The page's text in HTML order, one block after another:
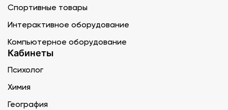
Спортивные товары
Интерактивное оборудование
Компьютерное оборудование
Кабинеты
Психолог
Химия
География